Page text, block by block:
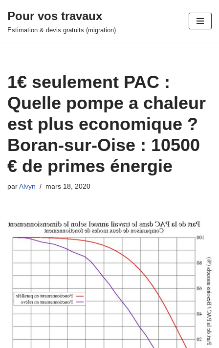
Aller
Pour vos travaux
Estimation & devis gratuits (migration)
1€ seulement PAC :
Quelle pompe a chaleur
est plus economique ?
Boran-sur-Oise : 10500
€ de primes énergie
par Alvyn mars 18, 2020